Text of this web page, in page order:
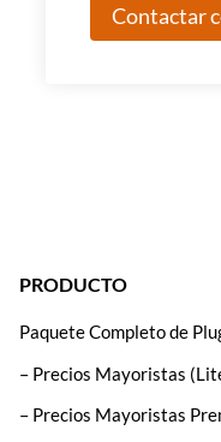
Contactar
PRODUCTO
Paquete Completo de
– Precios Mayoristas
– Precios Mayoristas